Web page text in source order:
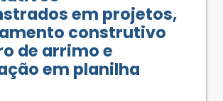
em projetos,
construtivo
de arrimo e
em planilha